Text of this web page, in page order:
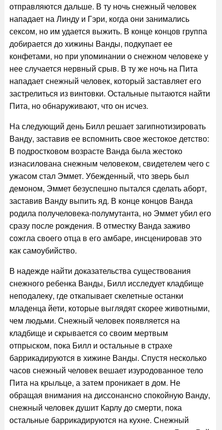
отправляются дальше. В ту ночь снежный человек
нападает на Линду и Гэри, когда они занимались
сексом, но им удается выжить. В конце концов группа
добирается до хижины Ванды, подкупает ее
конфетами, но при упоминании о снежном человеке у
нее случается нервный срыв. В ту же ночь на Пита
нападает снежный человек, который заставляет его
застрелиться из винтовки. Остальные пытаются найти
Пита, но обнаруживают, что он исчез.
На следующий день Билл решает загипнотизировать
Ванду, заставив ее вспомнить свое жестокое детство:
В подростковом возрасте Ванда была жестоко
изнасилована снежным человеком, свидетелем чего с
ужасом стал Эммет. Убежденный, что зверь был
демоном, Эммет безуспешно пытался сделать аборт,
заставив Ванду выпить яд. В конце концов Ванда
родила получеловека-полумутанта, но Эммет убил его
сразу после рождения. В отместку Ванда заживо
сожгла своего отца в его амбаре, инсценировав это
как самоубийство.
В надежде найти доказательства существования
снежного ребенка Ванды, Билл исследует кладбище
неподалеку, где откапывает скелетные останки
младенца йети, которые выглядят скорее животными,
чем людьми. Снежный человек появляется на
кладбище и скрывается со своим мертвым
отпрыском, пока Билл и остальные в страхе
баррикадируются в хижине Ванды. Спустя несколько
часов снежный человек вешает изуродованное тело
Пита на крыльце, а затем проникает в дом. Не
обращая внимания на диссонансно спокойную Ванду,
снежный человек душит Карлу до смерти, пока
остальные баррикадируются на кухне. Снежный